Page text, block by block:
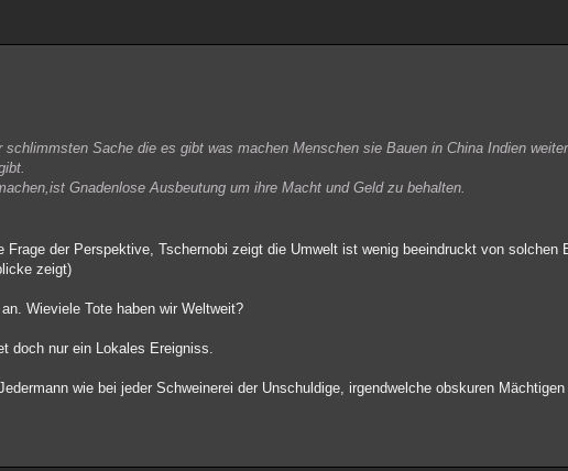
Sache die es gibt was machen Menschen sie Bauen in China Indien
Gnadenlose Ausbeutung um ihre Macht und Geld zu behalten.
Frage der Perspektive, Tschernobi zeigt die Umwelt ist wenig beeindruckt von solchen
zeigt)
Wieviele Tote haben wir Weltweit?
doch nur ein Lokales Ereigniss.
wie bei jeder Schweinerei der Unschuldige, irgendwelche obskuren